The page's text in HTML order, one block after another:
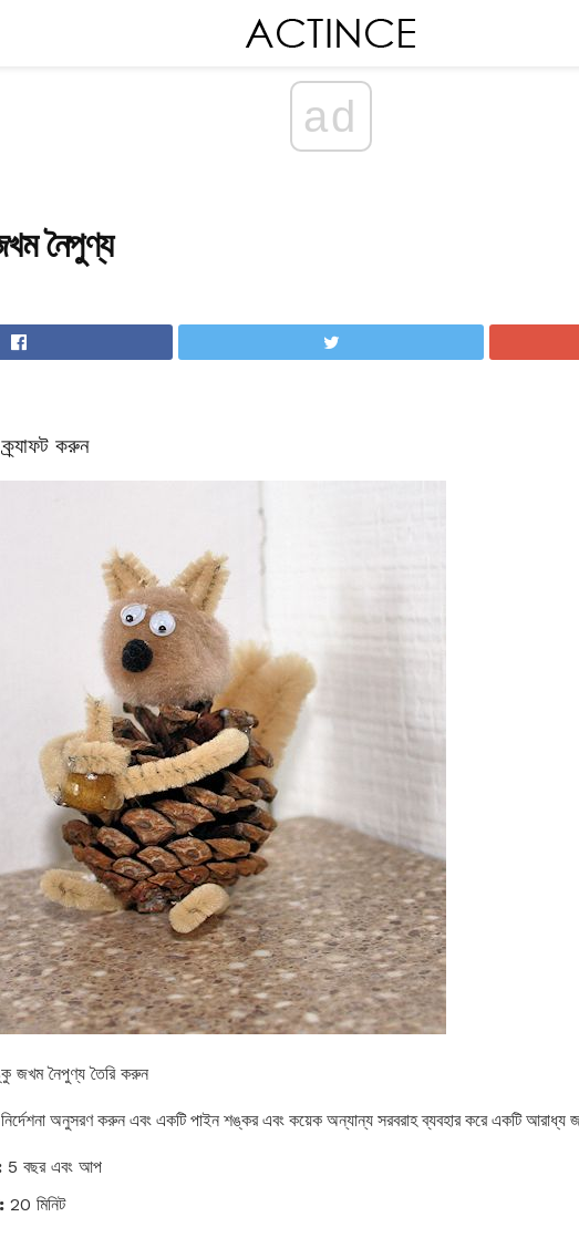
ad
নৈপুণ্য
করুন
নৈপুণ্য তৈরি করুন
অনুসরণ করুন এবং একটি পাইন শঙ্কর এবং কয়েক অন্যান্য সরবরাহ ব্যবহার করে একটি আরাধ্য
5 বছর এবং আপ
20 মিনিট